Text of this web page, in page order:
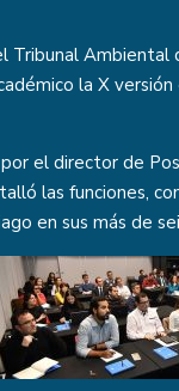
Tribunal Ambiental
la X
el director de
las funciones,
en sus más de